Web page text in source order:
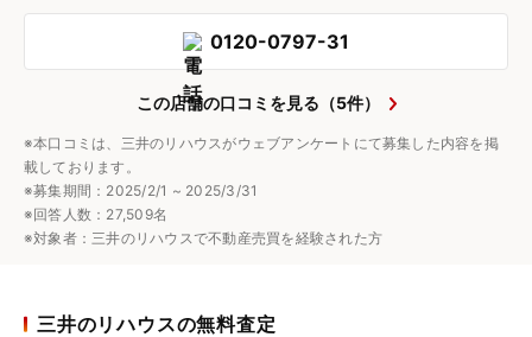
0120-0797-31
この店舗の口コミを見る（5件）
※本口コミは、三井のリハウスがウェブアンケートにて募集した内容を掲
載しております。
※募集期間：2025/2/1 ~ 2025/3/31
※回答人数：27,509名
※対象者：三井のリハウスで不動産売買を経験された方
三井のリハウスの無料査定